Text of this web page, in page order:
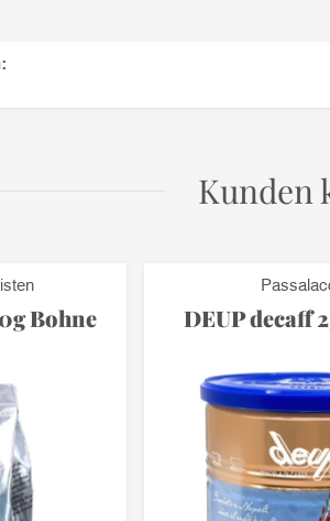
Kunden
Bohne DEUP decaff